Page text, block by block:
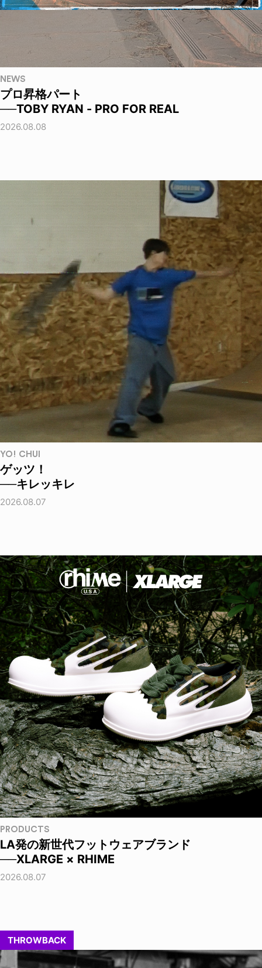
NEWS
プロ昇格パート
──TOBY RYAN - PRO FOR REAL
2026.08.08
YO! CHUI
ゲッツ！
──キレッキレ
2026.08.07
PRODUCTS
LA発の新世代フットウェアブランド
──XLARGE × RHIME
2026.08.07
THROWBACK